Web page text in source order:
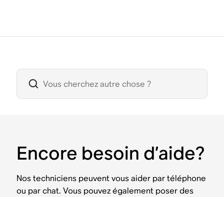
Encore besoin d’aide?
Nos techniciens peuvent vous aider par téléphone
ou par chat. Vous pouvez également poser des